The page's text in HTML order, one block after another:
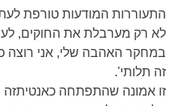
התעוררות המודעות טורפת
לא רק מערבלת את החוקים,
במחקר האהבה שלי, אני רוצה
זה תלותי'.
זו אמונה שהתפתחה כאנטיתזה